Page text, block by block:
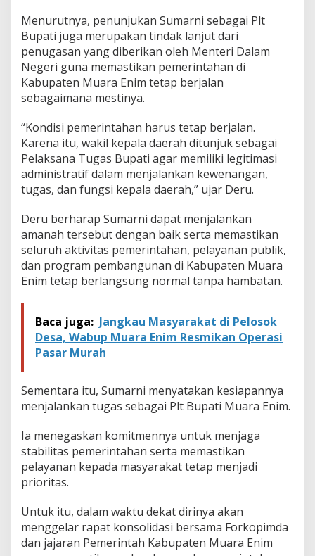
Menurutnya, penunjukan Sumarni sebagai Plt
Bupati juga merupakan tindak lanjut dari
penugasan yang diberikan oleh Menteri Dalam
Negeri guna memastikan pemerintahan di
Kabupaten Muara Enim tetap berjalan
sebagaimana mestinya.
“Kondisi pemerintahan harus tetap berjalan.
Karena itu, wakil kepala daerah ditunjuk sebagai
Pelaksana Tugas Bupati agar memiliki legitimasi
administratif dalam menjalankan kewenangan,
tugas, dan fungsi kepala daerah,” ujar Deru.
Deru berharap Sumarni dapat menjalankan
amanah tersebut dengan baik serta memastikan
seluruh aktivitas pemerintahan, pelayanan publik,
dan program pembangunan di Kabupaten Muara
Enim tetap berlangsung normal tanpa hambatan.
Baca juga: Jangkau Masyarakat di Pelosok
Desa, Wabup Muara Enim Resmikan Operasi
Pasar Murah
Sementara itu, Sumarni menyatakan kesiapannya
menjalankan tugas sebagai Plt Bupati Muara Enim.
Ia menegaskan komitmennya untuk menjaga
stabilitas pemerintahan serta memastikan
pelayanan kepada masyarakat tetap menjadi
prioritas.
Untuk itu, dalam waktu dekat dirinya akan
menggelar rapat konsolidasi bersama Forkopimda
dan jajaran Pemerintah Kabupaten Muara Enim